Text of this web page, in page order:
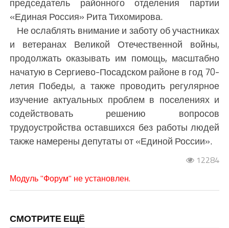
«Единая Россия» Рита Тихомирова.
Не ослаблять внимание и заботу об участниках
и ветеранах Великой Отечественной войны,
продолжать оказывать им помощь, масштабно
начатую в Сергиево-Посадском районе в год 70-
летия Победы, а также проводить регулярное
изучение актуальных проблем в поселениях и
содействовать решению вопросов
трудоустройства оставшихся без работы людей
также намерены депутаты от «Единой России».
12284
Модуль "Форум" не установлен.
СМОТРИТЕ ЕЩЁ